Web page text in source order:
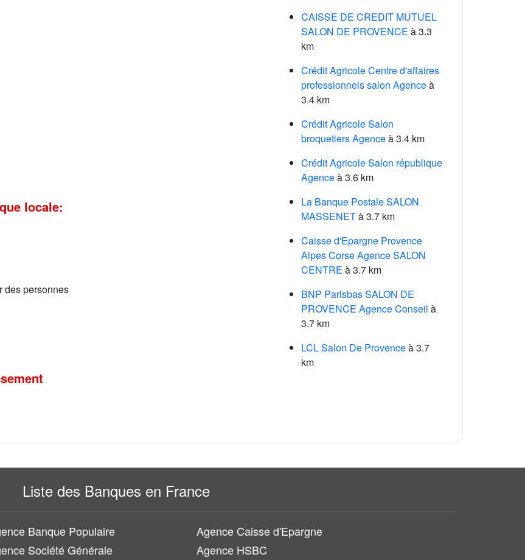
locale:
des personnes
CAISSE DE CREDIT MUTUEL
SALON DE PROVENCE à 3.3
km
Crédit Agricole Centre d'affaires
professionnels salon Agenceà
3.4 km
Crédit Agricole Salon
broquetiers Agenceà 3.4 km
Crédit Agricole Salon république
Agenceà 3.6 km
La Banque Postale SALON
MASSENETà 3.7 km
Caisse d'Epargne Provence
Alpes Corse Agence SALON
CENTRE à 3.7 km
BNP Parisbas SALON DE
PROVENCE Agence Conseil à
3.7 km
LCL Salon De Provenceà 3.7
km
Liste des Banques en France
Banque Populaire
Agence Caisse d'Epargne
Société Générale Agence HSBC